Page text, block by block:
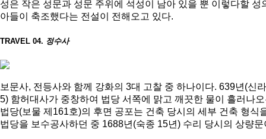
성은 작은 성문과 성문 주위에 석성이 남아 있을 뿐 이렇다할
아들이 축조했다는 전설이 전해오고 있다.
TRAVEL 04. 정수사
보문사, 전등사와 함께 강화의 3대 고찰 중 하나이다. 639년(
5) 함허대사가 중창하여 법당 서쪽에 맑고 깨끗한 물이 흘러나
법당(보물 제161호)의 후면 공포는 건축 당시의 세부 건축 형
법당을 보수공사하던 중 1688년(숙종 15년) 수리 당시의 상량